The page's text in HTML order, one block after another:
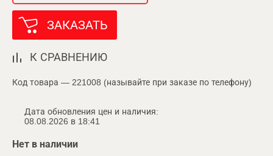
ЗАКАЗАТЬ
К СРАВНЕНИЮ
Код товара — 221008 (называйте при заказе по телефону)
Дата обновления цен и наличия:
08.08.2026 в 18:41
Нет в наличии